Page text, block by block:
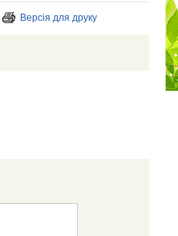
Версія для друку